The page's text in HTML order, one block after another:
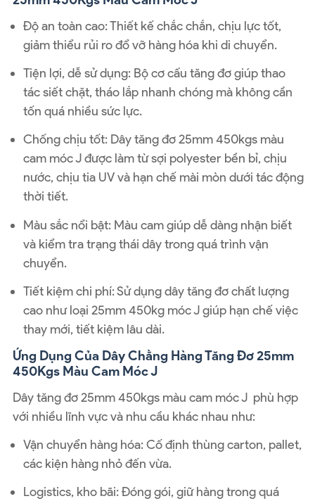
Độ an toàn cao: Thiết kế chắc chắn, chịu lực tốt,
giảm thiểu rủi ro đổ vỡ hàng hóa khi di chuyển.
Tiện lợi, dễ sử dụng: Bộ cơ cấu tăng đơ giúp thao
tác siết chặt, tháo lắp nhanh chóng mà không cần
tốn quá nhiều sức lực.
Chống chịu tốt: Dây tăng đơ 25mm 450kgs màu
cam móc J được làm từ sợi polyester bền bỉ, chịu
nước, chịu tia UV và hạn chế mài mòn dưới tác động
thời tiết.
Màu sắc nổi bật: Màu cam giúp dễ dàng nhận biết
và kiểm tra trạng thái dây trong quá trình vận
chuyển.
Tiết kiệm chi phí: Sử dụng dây tăng đơ chất lượng
cao như loại 25mm 450kg móc J giúp hạn chế việc
thay mới, tiết kiệm lâu dài.
Ứng Dụng Của Dây Chằng Hàng Tăng Đơ 25mm
450Kgs Màu Cam Móc J
Dây tăng đơ 25mm 450kgs màu cam móc J phù hợp
với nhiều lĩnh vực và nhu cầu khác nhau như:
Vận chuyển hàng hóa: Cố định thùng carton, pallet,
các kiện hàng nhỏ đến vừa.
Logistics, kho bãi: Đóng gói, giữ hàng trong quá